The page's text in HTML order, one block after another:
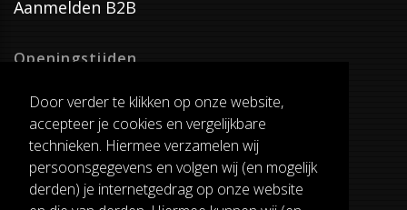
Door verder te klikken op onze website,
accepteer je cookies en vergelijkbare
technieken. Hiermee verzamelen wij
persoonsgegevens en volgen wij (en mogelijk
derden) je internetgedrag op onze website
Aanmelden B2B
Openingstijden
Dinsdag T/M Zaterdag
van 8:00-17:00
Verzenddagen
Dinsdag T/M Vrijdag
Pauze
12:30-13:00